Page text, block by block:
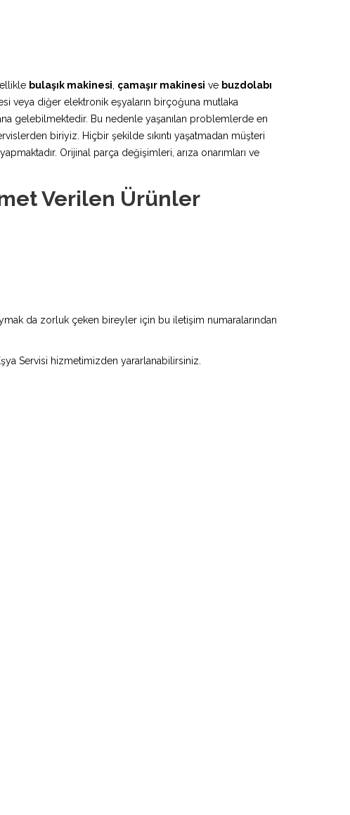
bulaşık makinesi çamaşır makinesi ve buzdolabı
veya diğer elektronik eşyaların birçoğuna mutlaka
gelebilmektedir. Bu nedenle yaşanılan problemlerde en
biriyiz. Hiçbir şekilde sıkıntı yaşatmadan müşteri
Orijinal parça değişimleri, arıza onarımları ve
Verilen Ürünler
da zorluk çeken bireyler için bu iletişim numaralarından
Servisi hizmetimizden yararlanabilirsiniz.